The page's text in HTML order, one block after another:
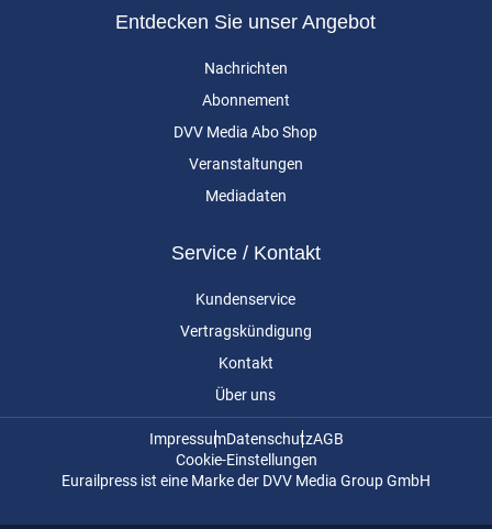
Entdecken Sie unser Angebot
Nachrichten
Abonnement
DVV Media Abo Shop
Veranstaltungen
Mediadaten
Service / Kontakt
Kundenservice
Vertragskündigung
Kontakt
Über uns
ImpressumDatenschutzAGB
Cookie-Einstellungen
Eurailpress ist eine Marke der DVV Media Group GmbH